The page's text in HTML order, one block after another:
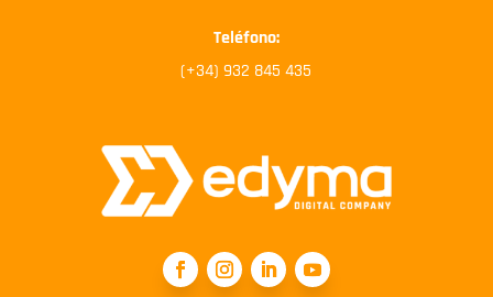
Teléfono:
(+34) 932 845 435